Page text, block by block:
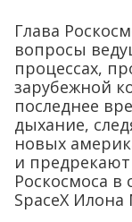
Глава
вопросы
процессах,
зарубежной
последнее
дыхание,
новых
и
Роскосмоса в
SpaceX Илона